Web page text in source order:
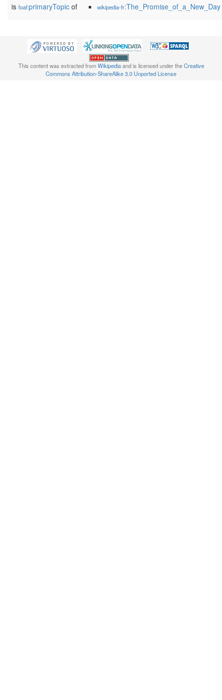
is foaf:primaryTopic of wikipedia-fr:The_Promise_of_a_New_Day
This content was extracted fromWikipediaand is licensed under theCreative
Commons Attribution-ShareAlike 3.0 Unported License